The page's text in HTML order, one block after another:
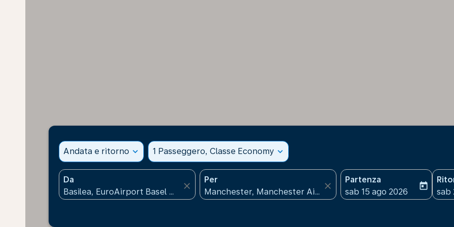
Andata e ritorno expand_more 1 Passeggero, Classe Economy expand_more
Da
close
Per
close
Partenza
fc-booking-departure-
sab 15 ago 2026
today
fc-
sab